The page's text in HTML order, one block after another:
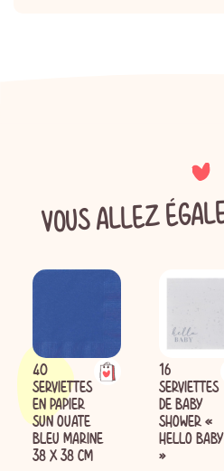
VOUS ALLEZ
40
SERVIETTES
EN PAPIER
SUN OUATE
BLEU MARINE
38 X 38 CM
16
SERVIETTES
DE BABY
SHOWER «
HELLO BABY
»